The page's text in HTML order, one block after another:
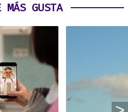
MÁS GUSTA